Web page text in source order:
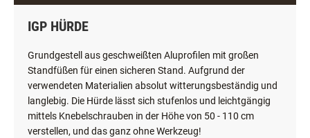
IGP HÜRDE
Grundgestell aus geschweißten Aluprofilen mit großen
Standfüßen für einen sicheren Stand. Aufgrund der
verwendeten Materialien absolut witterungsbeständig und
langlebig. Die Hürde lässt sich stufenlos und leichtgängig
mittels Knebelschrauben in der Höhe von 50 - 110 cm
verstellen, und das ganz ohne Werkzeug!